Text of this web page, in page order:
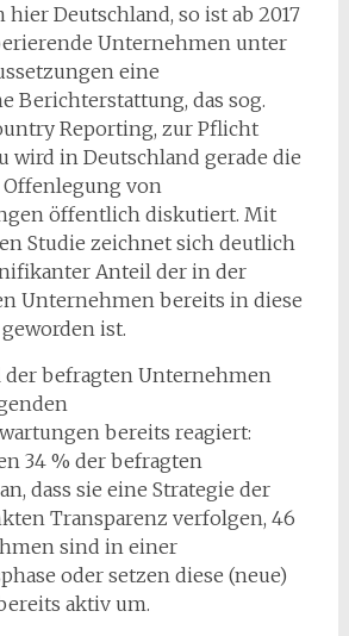
Deutschland, so ist ab 2017
Unternehmen unter
eine
Berichterstattung, das sog.
Reporting, zur Pflicht
wird in Deutschland gerade die
von
öffentlich diskutiert. Mit
Studie zeichnet sich deutlich
Anteil der in der
Unternehmen bereits in diese
ist.
befragten Unternehmen
bereits reagiert:
34 % der befragten
dass sie eine Strategie der
Transparenz verfolgen, 46
sind in einer
oder setzen diese (neue)
aktiv um.